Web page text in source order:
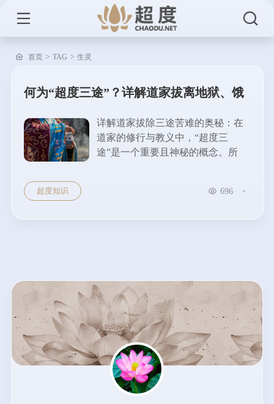
首页> TAG > 生灵
何为“超度三途”？详解道家拔离地狱、饿
详解道家拔除三途苦难的奥秘：在
道家的修行与教义中，“超度三
途”是一个重要且神秘的概念。所
运用道家的方法与仪式，帮助身处
超度知识 696